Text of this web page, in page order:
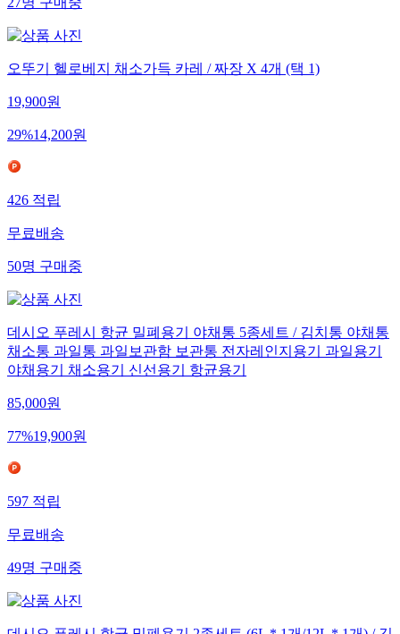
27명구매중
오뚜기 헬로베지 채소가득 카레 / 짜장 X 4개 (택 1)
19,900원
29%14,200원
426적립
무료배송
50명구매중
데시오 푸레시 항균 밀폐용기 야채통 5종세트 / 김치통 야채통
채소통 과일통 과일보관함 보관통 전자레인지용기 과일용기
야채용기 채소용기 신선용기 항균용기
85,000원
77%19,900원
597적립
무료배송
49명구매중